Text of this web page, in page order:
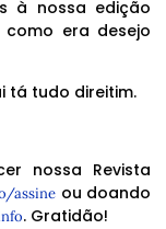
à nossa edição
como era desejo
tá tudo direitim.
nossa Revista
assine ou doando
. Gratidão!